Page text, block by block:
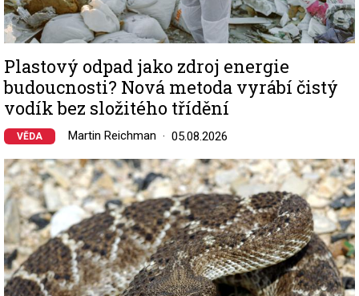
Plastový odpad jako zdroj energie
budoucnosti? Nová metoda vyrábí čistý
vodík bez složitého třídění
VĚDA Martin Reichman 05.08.2026
Image